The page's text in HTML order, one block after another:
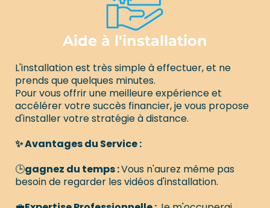
Aide à l'installation
L'installation est très simple à effectuer, et ne
prends que quelques minutes.
Pour vous offrir une meilleure expérience et
accélérer votre succès financier, je vous propose
d'installer votre stratégie à distance.
✨ Avantages du Service :
🕒gagnez du temps :Vous n'aurez même pas
besoin de regarder les vidéos d'installation.